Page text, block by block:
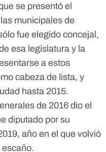
se presentó el
municipales de
fue elegido concejal,
esa legislatura y la
a estos
cabeza de lista, y
hasta 2015.
de 2016 dio el
diputado por su
año en el que volvió
escaño.